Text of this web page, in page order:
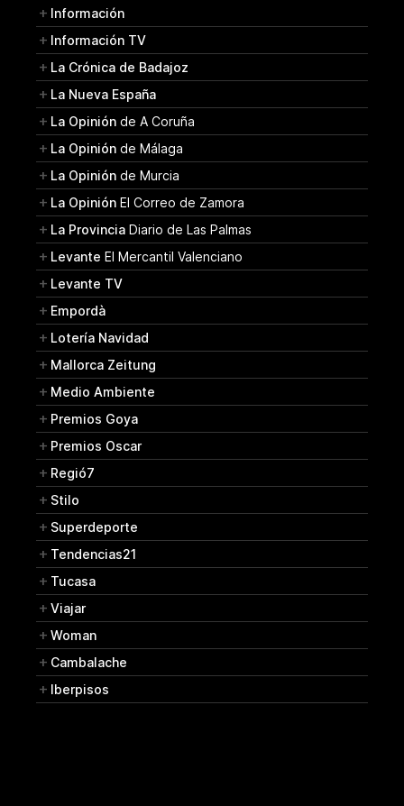
Información
Información TV
La Crónica de Badajoz
La Nueva España
La Opinión de A Coruña
La Opinión de Málaga
La Opinión de Murcia
La Opinión El Correo de Zamora
La Provincia Diario de Las Palmas
Levante El Mercantil Valenciano
Levante TV
Empordà
Lotería Navidad
Mallorca Zeitung
Medio Ambiente
Premios Goya
Premios Oscar
Regió7
Stilo
Superdeporte
Tendencias21
Tucasa
Viajar
Woman
Cambalache
Iberpisos